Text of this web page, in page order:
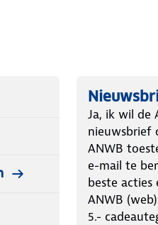
Ja, ik wil de
nieuwsbrief
ANWB
e-mail te
beste
ANWB
5.-